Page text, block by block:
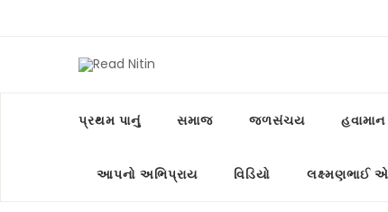
પ્રથમ પાનું સમાજ જળસંચય હવામાન
આપનો અભિપ્રાય વિડિયો લક્ષ્મણભાઈ